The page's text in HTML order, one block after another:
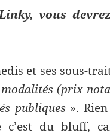
vous
et ses sous-
(prix
publiques». Rien
c’est du bluff,